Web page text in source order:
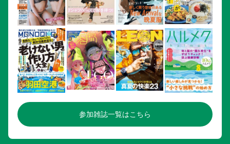
参加雑誌一覧はこちら